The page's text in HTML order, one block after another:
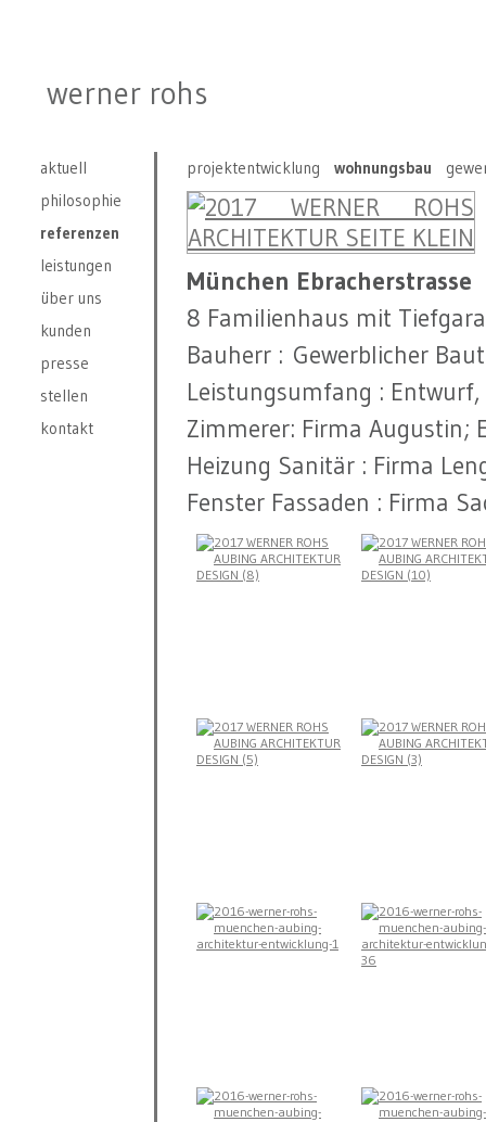
werner rohs
aktuell
philosophie
referenzen
leistungen
über uns
kunden
presse
stellen
kontakt
projektentwicklung wohnungsbau
München Ebracherstrasse
8 Familienhaus mit
Bauherr : Gewerblicher
Leistungsumfang :
Zimmerer: Firma Augustin;
Heizung Sanitär : Firma
Fenster Fassaden : Firma